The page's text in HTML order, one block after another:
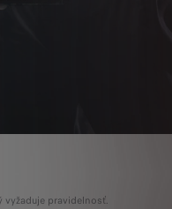
vyžaduje pravidelnosť.